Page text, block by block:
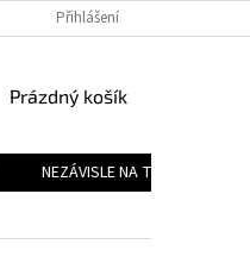
REKLAMAČNÍ ŘÁD
Přihlášení
NÁKUPNÍ
Prázdný košík
NEZÁVISLE NA TYPU